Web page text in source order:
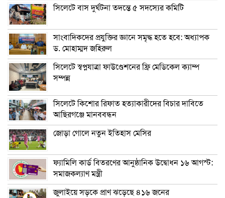
সিলেটে বাস দুর্ঘটনা তদন্তে ৫ সদস্যের কমিটি
সাংবাদিকদের প্রযুক্তির জ্ঞানে সমৃদ্ধ হতে হবে: অধ্যাপক
ড. মোহাম্মদ জহিরুল
সিলেটে স্বপ্নযাত্রা ফাউণ্ডেশনের ফ্রি মেডিকেল ক্যাম্প
সম্পন্ন
সিলেটে কিশোর রিফাত হত্যাকারীদের বিচার দাবিতে
আছিরগঞ্জে মানববন্ধন
জোড়া গোলে নতুন ইতিহাস মেসির
ফ্যামিলি কার্ড বিতরণের আনুষ্ঠানিক উদ্বোধন ১৬ আগস্ট:
সমাজকল্যাণ মন্ত্রী
জুলাইয়ে সড়কে প্রাণ ঝড়েছে ৪১৬ জনের